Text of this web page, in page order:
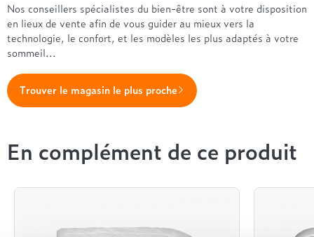
Nos conseillers spécialistes du bien-être sont à votre disposition
en lieux de vente afin de vous guider au mieux vers la
technologie, le confort, et les modèles les plus adaptés à votre
sommeil...
Trouver le magasin le plus proche
En complément de ce produit